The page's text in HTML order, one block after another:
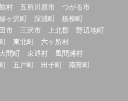
村 五所川原市
つがる市
ヶ沢町 深浦町
板柳町
市 三沢市 上北郡
野辺地町
東北町
六ヶ所村
大間町 東通村
風間浦村
五戸町 田子町
南部町